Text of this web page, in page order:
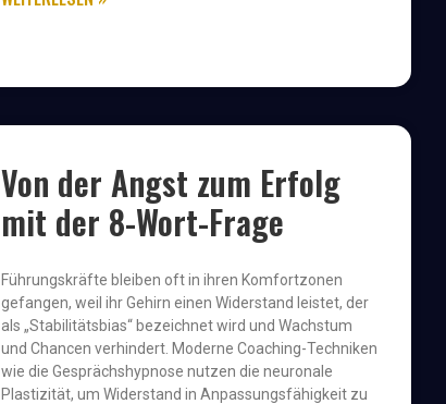
Von der Angst zum Erfolg
mit der 8-Wort-Frage
Führungskräfte bleiben oft in ihren Komfortzonen
gefangen, weil ihr Gehirn einen Widerstand leistet, der
als „Stabilitätsbias“ bezeichnet wird und Wachstum
und Chancen verhindert. Moderne Coaching-Techniken
wie die Gesprächshypnose nutzen die neuronale
Plastizität, um Widerstand in Anpassungsfähigkeit zu